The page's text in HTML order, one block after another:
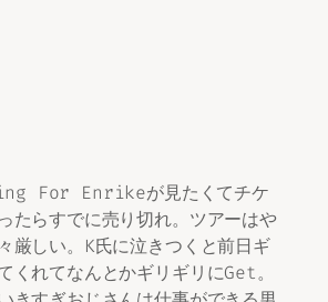
For Enrikeが見たくてチケ
たらすでに売り切れ。ツアーはや
厳しい。K氏に泣きつくと前日ギ
くれてなんとかギリギリにGet。